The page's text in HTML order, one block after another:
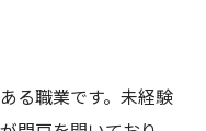
る職業です。未経験